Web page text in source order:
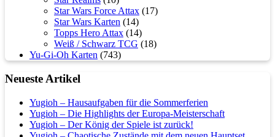
Star Wars Force Attax (17)
Star Wars Karten (14)
Topps Hero Attax (14)
Weiß / Schwarz TCG (18)
Yu-Gi-Oh Karten (743)
Neueste Artikel
Yugioh – Hausaufgaben für die Sommerferien
Yugioh – Die Highlights der Europa-Meisterschaft
Yugioh – Der König der Spiele ist zurück!